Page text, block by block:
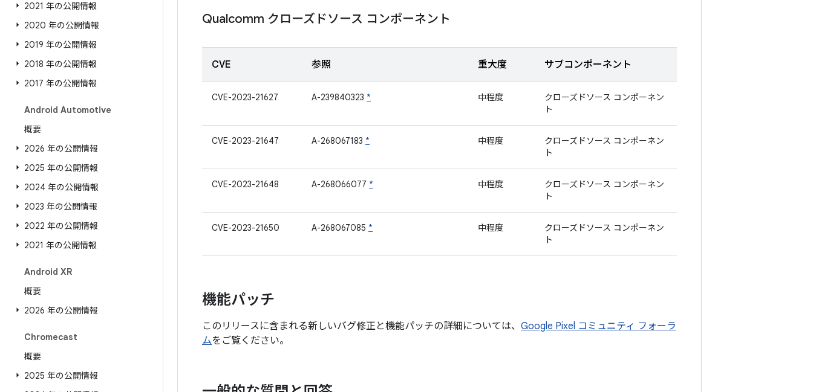
2021 年の公開情報
2020 年の公開情報
2019 年の公開情報
2018 年の公開情報
2017 年の公開情報
Android Automotive
概要
2026 年の公開情報
2025 年の公開情報
2024 年の公開情報
2023 年の公開情報
2022 年の公開情報
2021 年の公開情報
Android XR
概要
2026 年の公開情報
Chromecast
概要
2025 年の公開情報
Qualcomm クローズドソース コンポーネント
CVE 参照 重大度 サブコンポーネント
CVE-2023-21627 A-239840323 * 中程度
クローズドソース コンポーネン
ト
CVE-2023-21647 A-268067183 * 中程度
クローズドソース コンポーネン
ト
CVE-2023-21648 A-268066077 * 中程度
クローズドソース コンポーネン
ト
CVE-2023-21650 A-268067085 * 中程度
クローズドソース コンポーネン
ト
機能パッチ
このリリースに含まれる新しいバグ修正と機能パッチの詳細については、 Google Pixel コミュニティ フォーラ
ムをご覧ください。